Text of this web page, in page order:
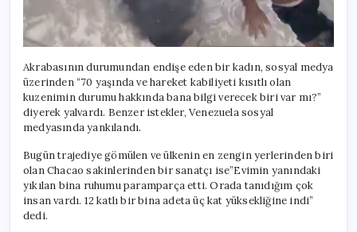
Akrabasının durumundan endişe eden bir kadın, sosyal medya
üzerinden “70 yaşında ve hareket kabiliyeti kısıtlı olan
kuzenimin durumu hakkında bana bilgi verecek biri var mı?”
diyerek yalvardı. Benzer istekler, Venezuela sosyal
medyasında yankılandı.
Bugün trajediye gömülen ve ülkenin en zengin yerlerinden biri
olan Chacao sakinlerinden bir sanatçı ise”Evimin yanındaki
yıkılan bina ruhumu paramparça etti. Orada tanıdığım çok
insan vardı. 12 katlı bir bina adeta üç kat yüksekliğine indi”
dedi.